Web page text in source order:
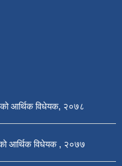
आर्थिक विधेयक, २०७८
आर्थिक विधेयक , २०७७